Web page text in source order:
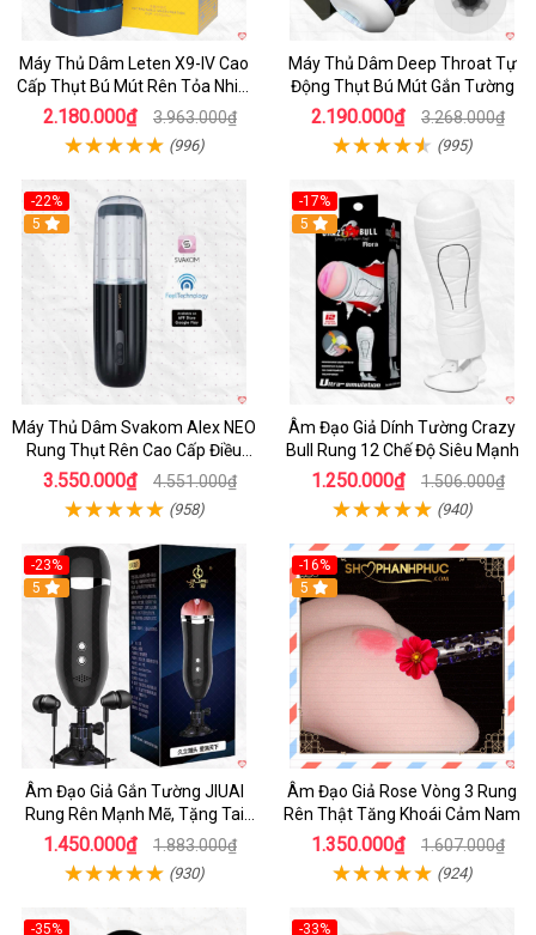
Máy Thủ Dâm Leten X9-IV Cao
Cấp Thụt Bú Mút Rên Tỏa Nhiệt
Sạc Pin
2.180.000₫ 3.963.000₫
(996)
Máy Thủ Dâm Deep Throat Tự
Động Thụt Bú Mút Gắn Tường
2.190.000₫ 3.268.000₫
(995)
-22%
5
Máy Thủ Dâm Svakom Alex NEO
Rung Thụt Rên Cao Cấp Điều
Khiển App
3.550.000₫ 4.551.000₫
(958)
-17%
5
Âm Đạo Giả Dính Tường Crazy
Bull Rung 12 Chế Độ Siêu Mạnh
1.250.000₫ 1.506.000₫
(940)
-23%
5
Âm Đạo Giả Gắn Tường JIUAI
Rung Rên Mạnh Mẽ, Tặng Tai
Nghe
1.450.000₫ 1.883.000₫
(930)
-16%
5
Âm Đạo Giả Rose Vòng 3 Rung
Rên Thật Tăng Khoái Cảm Nam
1.350.000₫ 1.607.000₫
(924)
-35% -33%